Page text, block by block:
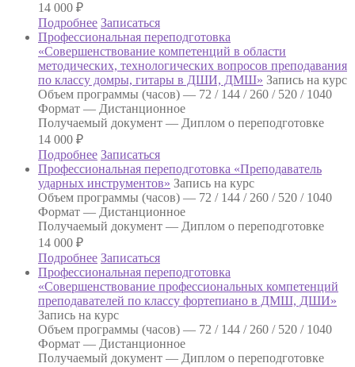
14 000 ₽
Подробнее Записаться
Профессиональная переподготовка
«Совершенствование компетенций в области
методических, технологических вопросов преподавания
по классу домры, гитары в ДШИ, ДМШ» Запись на курс
Объем программы (часов) — 72 / 144 / 260 / 520 / 1040
Формат — Дистанционное
Получаемый документ — Диплом о переподготовке
14 000 ₽
Подробнее Записаться
Профессиональная переподготовка «Преподаватель
ударных инструментов» Запись на курс
Объем программы (часов) — 72 / 144 / 260 / 520 / 1040
Формат — Дистанционное
Получаемый документ — Диплом о переподготовке
14 000 ₽
Подробнее Записаться
Профессиональная переподготовка
«Совершенствование профессиональных компетенций
преподавателей по классу фортепиано в ДМШ, ДШИ»
Запись на курс
Объем программы (часов) — 72 / 144 / 260 / 520 / 1040
Формат — Дистанционное
Получаемый документ — Диплом о переподготовке